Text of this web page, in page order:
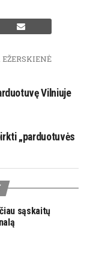
EŽERSKIENĖ
Vilniuje
„parduotuvės
sąskaitų